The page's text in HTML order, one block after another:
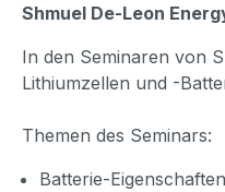
Shmuel De-Leon
In den Seminaren von
Lithiumzellen und -
Themen des Seminars:
Batterie-Eigenschaften